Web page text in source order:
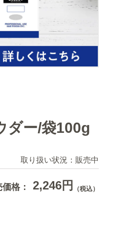
ダー/袋100g
取り扱い状況： 販売中
格： 2,246円 （税込）